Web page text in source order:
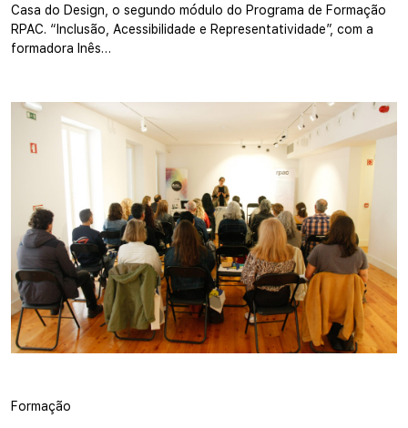
Casa do Design, o segundo módulo do Programa de Formação
RPAC. “Inclusão, Acessibilidade e Representatividade”, com a
formadora Inês…
Formação